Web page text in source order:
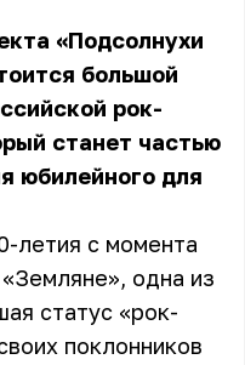
«Подсолнухи
большой
рок-
станет частью
юбилейного для
летия с момента
одна из
статус «рок-
поклонников